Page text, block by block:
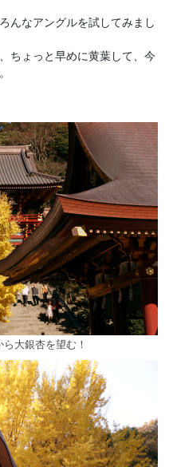
んなアングルを試してみまし
ちょっと早めに黄葉して、今
大銀杏を望む！